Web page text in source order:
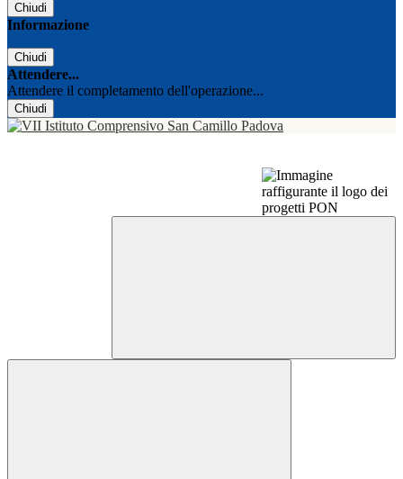
Chiudi
Informazione
Chiudi
Attendere...
Attendere il completamento dell'operazione...
Chiudi